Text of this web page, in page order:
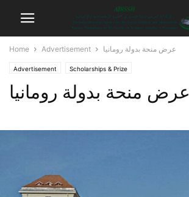
Home Advertisement عرض منحة بدولة رومانيا
Advertisement Scholarships & Prize
عرض منحة بدولة رومانيا